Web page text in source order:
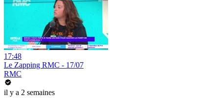
17:48
Le Zapping RMC - 17/07
RMC
il y a 2 semaines